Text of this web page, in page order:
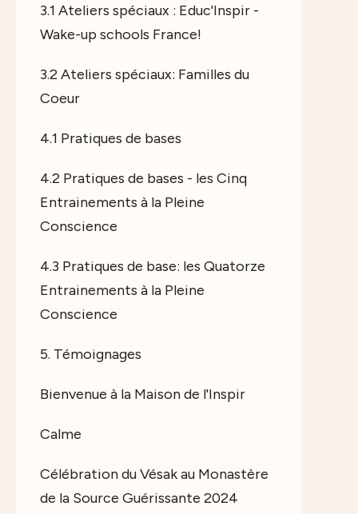
3.1 Ateliers spéciaux : Educ'Inspir -
Wake-up schools France!
3.2 Ateliers spéciaux: Familles du
Coeur
4.1 Pratiques de bases
4.2 Pratiques de bases - les Cinq
Entrainements à la Pleine
Conscience
4.3 Pratiques de base: les Quatorze
Entrainements à la Pleine
Conscience
5. Témoignages
Bienvenue à la Maison de l'Inspir
Calme
Célébration du Vésak au Monastère
de la Source Guérissante 2024